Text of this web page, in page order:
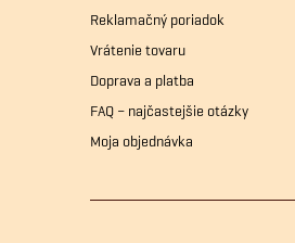
Reklamačný poriadok
Vrátenie tovaru
Doprava a platba
FAQ – najčastejšie otázky
Moja objednávka